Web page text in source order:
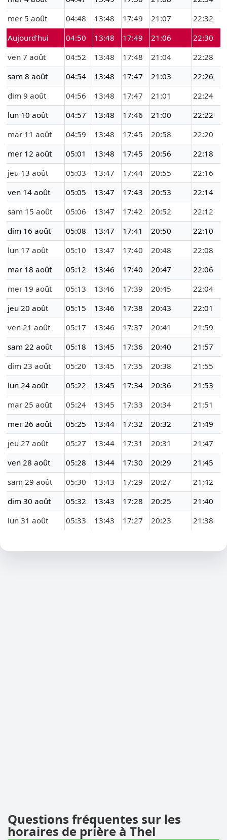
mer 5 août
04:48 13:48 17:49 21:07
22:32
Aujourd'hui
04:50 13:48 17:49 21:06
22:30
ven 7 août
04:52 13:48 17:48 21:04
22:28
sam 8 août
04:54 13:48 17:47 21:03
22:26
dim 9 août
04:56 13:48 17:47 21:01
22:24
lun 10 août
04:57 13:48 17:46 21:00
22:22
mar 11 août
04:59 13:48 17:45 20:58
22:20
mer 12 août
05:01 13:48 17:45 20:56
22:18
jeu 13 août
05:03 13:47 17:44 20:55
22:16
ven 14 août
05:05 13:47 17:43 20:53
22:14
sam 15 août
05:06 13:47 17:42 20:52
22:12
dim 16 août
05:08 13:47 17:41 20:50
22:10
lun 17 août
05:10 13:47 17:40 20:48
22:08
mar 18 août
05:12 13:46 17:40 20:47
22:06
mer 19 août
05:13 13:46 17:39 20:45
22:04
jeu 20 août
05:15 13:46 17:38 20:43
22:01
ven 21 août
05:17 13:46 17:37 20:41
21:59
sam 22 août
05:18 13:45 17:36 20:40
21:57
dim 23 août
05:20 13:45 17:35 20:38
21:55
lun 24 août
05:22 13:45 17:34 20:36
21:53
mar 25 août
05:24 13:45 17:33 20:34
21:51
mer 26 août
05:25 13:44 17:32 20:32
21:49
jeu 27 août
05:27 13:44 17:31 20:31
21:47
ven 28 août
05:28 13:44 17:30 20:29
21:45
sam 29 août
05:30 13:43 17:29 20:27
21:42
dim 30 août
05:32 13:43 17:28 20:25
21:40
lun 31 août
05:33 13:43 17:27 20:23 21:38
Questions fréquentes sur les
horaires de prière à Thel